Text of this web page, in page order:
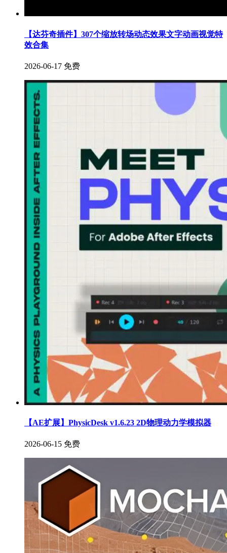
【达芬奇插件】307个缩放转场动态效果文字动画视觉特
效合集
2026-06-17 免费
【AE扩展】PhysicDesk v1.6.23 2D物理动力学模拟器
2026-06-15 免费